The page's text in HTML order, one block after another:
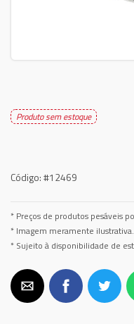
Produto sem estoque
Código:#12469
* Preços de produtos pesáveis
* Imagem meramente ilustrativa.
* Sujeito à disponibilidade de